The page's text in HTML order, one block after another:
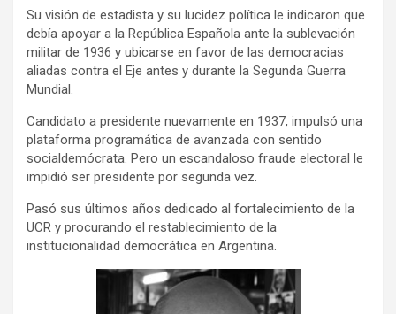
Su visión de estadista y su lucidez política le indicaron que
debía apoyar a la República Española ante la sublevación
militar de 1936 y ubicarse en favor de las democracias
aliadas contra el Eje antes y durante la Segunda Guerra
Mundial.
Candidato a presidente nuevamente en 1937, impulsó una
plataforma programática de avanzada con sentido
socialdemócrata. Pero un escandaloso fraude electoral le
impidió ser presidente por segunda vez.
Pasó sus últimos años dedicado al fortalecimiento de la
UCR y procurando el restablecimiento de la
institucionalidad democrática en Argentina.